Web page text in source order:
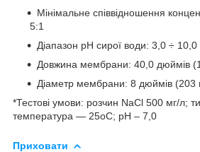
Мінімальне співвідношення
5:1
Діапазон pH сирої води: 3,0 ÷ 10,0
Довжина мембрани: 40,0 дюймів
Діаметр мембрани: 8 дюймів (203
*Тестові умови: розчин NaCl 500 мг/л;
температура — 25оС; pH – 7,0
Приховати